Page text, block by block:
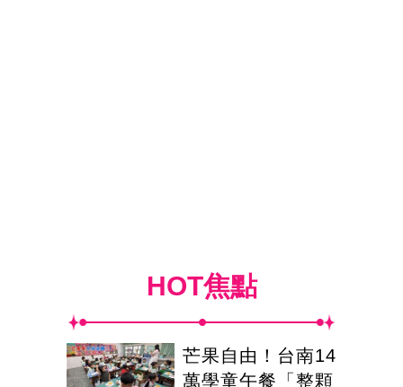
HOT焦點
芒果自由！台南14
萬學童午餐「整顆